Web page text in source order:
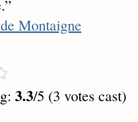
”
Montaigne
3.3/5 (3 votes cast)